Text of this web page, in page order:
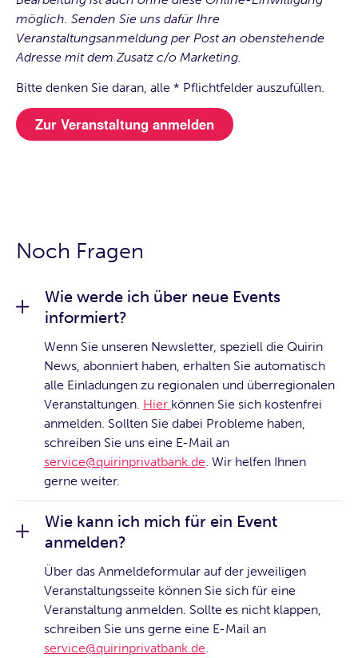
möglich. Senden Sie uns dafür Ihre
Veranstaltungsanmeldung per Post an obenstehende
Adresse mit dem Zusatz c/o Marketing.
Bitte denken Sie daran, alle * Pflichtfelder auszufüllen.
Noch Fragen
Wie werde ich über neue Events
informiert?
Wenn Sie unseren Newsletter, speziell die Quirin
News, abonniert haben, erhalten Sie automatisch
alle Einladungen zu regionalen und überregionalen
Veranstaltungen. Hier können Sie sich kostenfrei
anmelden. Sollten Sie dabei Probleme haben,
schreiben Sie uns eine E-Mail an
service@quirinprivatbank.de. Wir helfen Ihnen
gerne weiter.
Wie kann ich mich für ein Event
anmelden?
Über das Anmeldeformular auf der jeweiligen
Veranstaltungsseite können Sie sich für eine
Veranstaltung anmelden. Sollte es nicht klappen,
schreiben Sie uns gerne eine E-Mail an
service@quirinprivatbank.de.